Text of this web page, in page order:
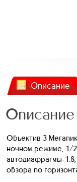
Описание
Описание
Объектив 3
ночном режиме, 1/
автодиафрагмы-
обзора по